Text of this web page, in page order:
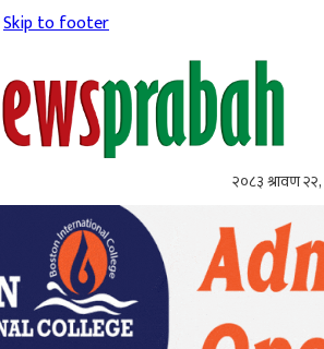
Skip to footer
२०८३ श्रावण २२,